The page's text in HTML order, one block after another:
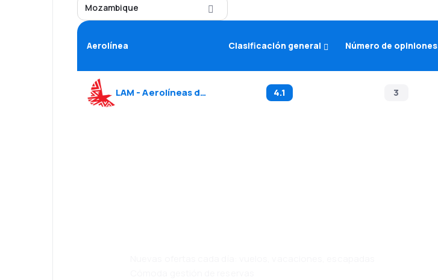
Mozambique
Aerolínea Clasificación general Número de opiniones
LAM - Aerolíneas de Mozambique (TM )
4.1 3